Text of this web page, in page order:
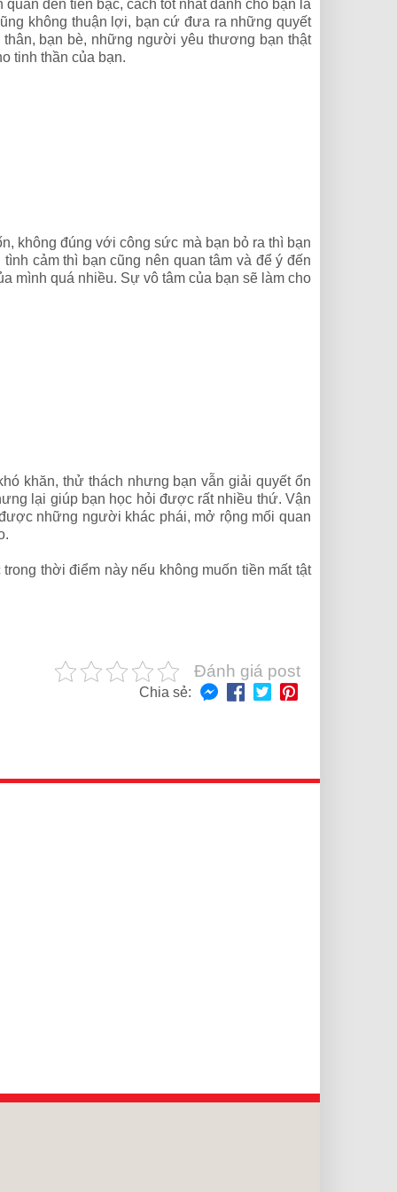
đến tiền bạc, cách tốt nhất dành cho bạn là
không thuận lợi, bạn cứ đưa ra những quyết
bạn bè, những người yêu thương bạn thật
tinh thần của bạn.
không đúng với công sức mà bạn bỏ ra thì bạn
cảm thì bạn cũng nên quan tâm và để ý đến
mình quá nhiều. Sự vô tâm của bạn sẽ làm cho
khăn, thử thách nhưng bạn vẫn giải quyết ổn
lại giúp bạn học hỏi được rất nhiều thứ. Vận
những người khác phái, mở rộng mối quan
thời điểm này nếu không muốn tiền mất tật
Đánh giá post
Chia sẻ: